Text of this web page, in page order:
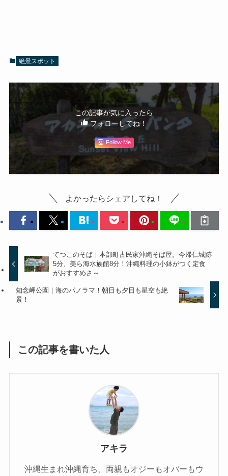
絶景スポット
この記事が気に入ったら
フォローしてね！
Follow Me
よかったらシェアしてね！
てつこのそば｜本部町古民家沖縄そば屋。今帰仁城跡
5分、美ら海水族館8分！沖縄料理の小鉢がつく定食
がおすすめさ～
知念岬公園｜海のパノラマ！朝日も夕日も星空も絶
景！
この記事を書いた人
アキラ
沖縄生まれ沖縄育ち、両親もオジーもオバーもウ